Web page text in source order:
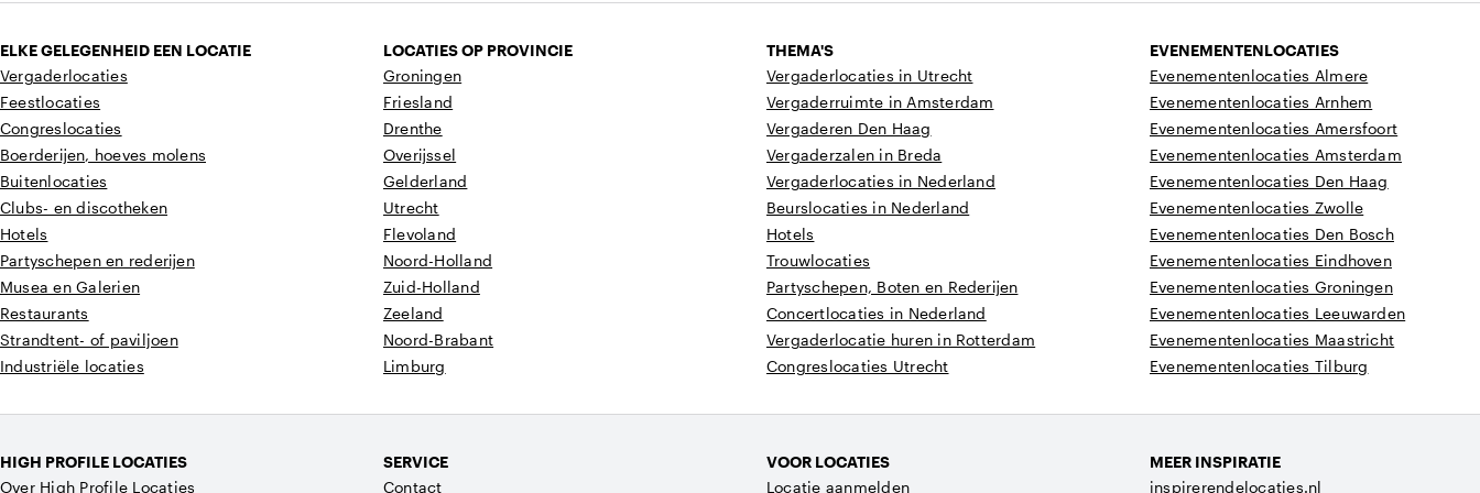
ELKE GELEGENHEID EEN LOCATIE
Vergaderlocaties
Feestlocaties
Congreslocaties
Boerderijen, hoeves molens
Buitenlocaties
Clubs- en discotheken
Hotels
Partyschepen en rederijen
Musea en Galerien
Restaurants
Strandtent- of paviljoen
Industriële locaties
LOCATIES OP PROVINCIE
Groningen
Friesland
Drenthe
Overijssel
Gelderland
Utrecht
Flevoland
Noord-Holland
Zuid-Holland
Zeeland
Noord-Brabant
Limburg
THEMA'S
Vergaderlocaties in Utrecht
Vergaderruimte in Amsterdam
Vergaderen Den Haag
Vergaderzalen in Breda
Vergaderlocaties in Nederland
Beurslocaties in Nederland
Hotels
Trouwlocaties
Partyschepen, Boten en Rederijen
Concertlocaties in Nederland
Vergaderlocatie huren in Rotterdam
Congreslocaties Utrecht
EVENEMENTENLOCATIES
Evenementenlocaties Almere
Evenementenlocaties Arnhem
Evenementenlocaties Amersfoort
Evenementenlocaties Amsterdam
Evenementenlocaties Den Haag
Evenementenlocaties Zwolle
Evenementenlocaties Den Bosch
Evenementenlocaties Eindhoven
Evenementenlocaties Groningen
Evenementenlocaties Leeuwarden
Evenementenlocaties Maastricht
Evenementenlocaties Tilburg
HIGH PROFILE LOCATIES
Over High Profile Locaties
SERVICE
Contact
VOOR LOCATIES
Locatie aanmelden
MEER INSPIRATIE
inspirerendelocaties.nl